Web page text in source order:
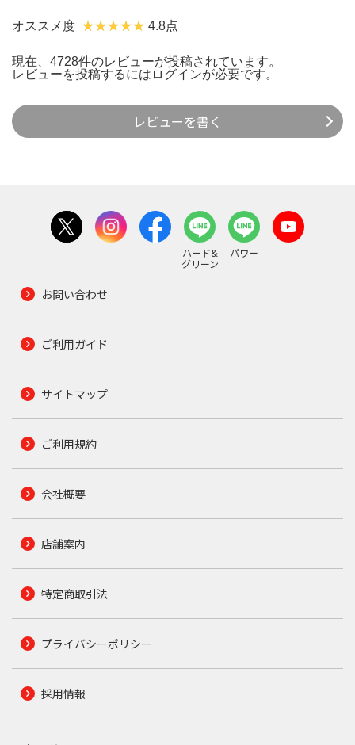
オススメ度 4.8点
現在、4728件のレビューが投稿されています。
レビューを投稿するには ログインが必要です。
レビューを書く
ハード&
グリーン
パワー
お問い合わせ
ご利用ガイド
サイトマップ
ご利用規約
会社概要
店舗案内
特定商取引法
プライバシーポリシー
採用情報